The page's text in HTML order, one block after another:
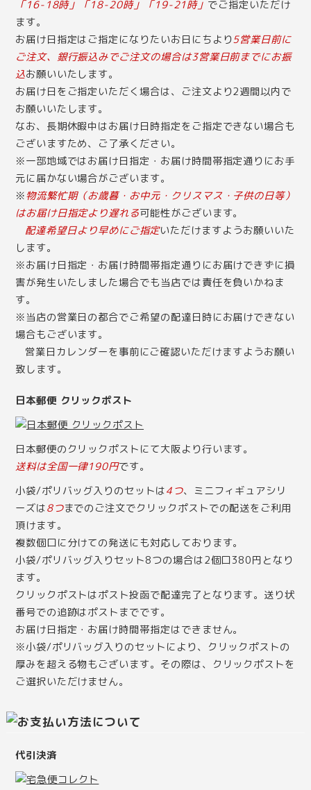
「16-18時」「18-20時」「19-21時」 でご指定いただけ
ます。
お届け日指定はご指定になりたいお日にちより5営業日前に
ご注文、銀行振込みでご注文の場合は3営業日前までにお振
込お願いいたします。
お届け日をご指定いただく場合は、ご注文より2週間以内で
お願いいたします。
なお、長期休暇中はお届け日時指定をご指定できない場合も
ございますため、ご了承ください。
※一部地域ではお届け日指定・お届け時間帯指定通りにお手
元に届かない場合がございます。
※物流繁忙期（お歳暮・お中元・クリスマス・子供の日等）
はお届け日指定より遅れる可能性がございます。
配達希望日より早めにご指定いただけますようお願いいた
します。
※お届け日指定・お届け時間帯指定通りにお届けできずに損
害が発生いたしました場合でも当店では責任を負いかねま
す。
※当店の営業日の都合でご希望の配達日時にお届けできない
場合もございます。
営業日カレンダーを事前にご確認いただけますようお願い
致します。
日本郵便 クリックポスト
日本郵便のクリックポストにて大阪より行います。
送料は全国一律190円です。
小袋/ポリバッグ入りのセットは4つ、ミニフィギュアシリ
ーズは8つまでのご注文でクリックポストでの配送をご利用
頂けます。
複数個口に分けての発送にも対応しております。
小袋/ポリバッグ入りセット8つの場合は2個口380円となり
ます。
クリックポストはポスト投函で配達完了となります。送り状
番号での追跡はポストまでです。
お届け日指定・お届け時間帯指定はできません。
※小袋/ポリバッグ入りのセットにより、クリックポストの
厚みを超える物もございます。その際は、クリックポストを
ご選択いただけません。
代引決済